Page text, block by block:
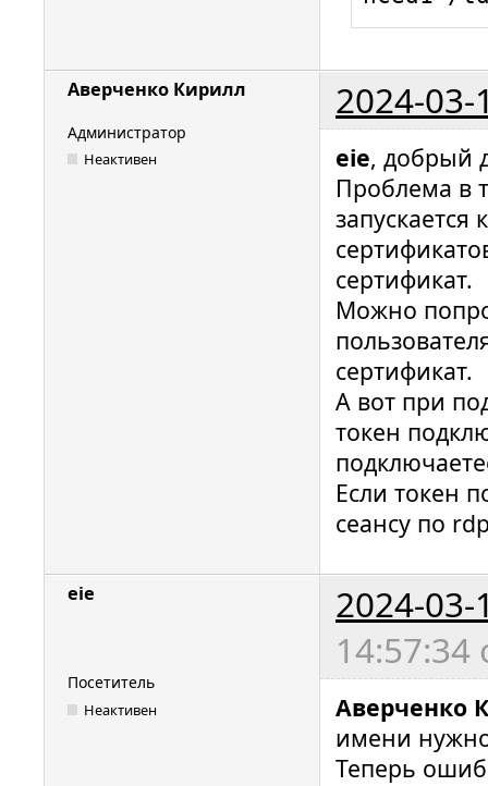
Аверченко Кирилл 2024-03-
Администратор
Неактивен eie, добрый
Проблема в
сертификат.
Можно
сертификат.
А вот при
токен
Если токен
сеансу по
eie
2024-03-
14:57:34
Посетитель
Неактивен
Аверченко
имени
Теперь